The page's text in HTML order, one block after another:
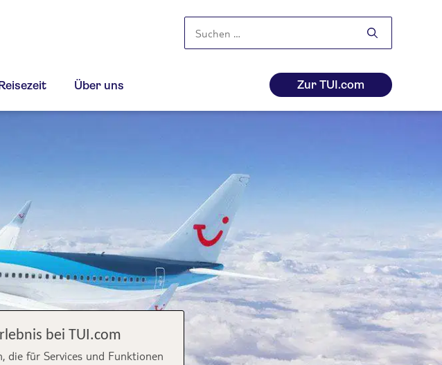
nach:
Über uns Zur TUI.com
bei TUI.com
die für Services und Funktionen